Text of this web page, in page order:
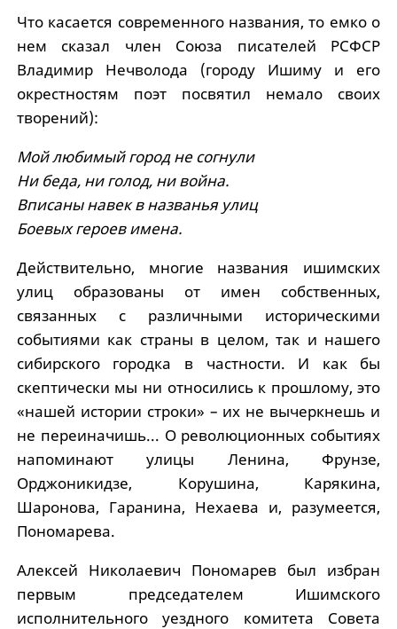
Что касается современного названия, то емко о
нем сказал член Союза писателей РСФСР
Владимир Нечволода (городу Ишиму и его
окрестностям поэт посвятил немало своих
творений):
Мой любимый город не согнули
Ни беда, ни голод, ни война.
Вписаны навек в названья улиц
Боевых героев имена.
Действительно, многие названия ишимских
улиц образованы от имен собственных,
связанных с различными историческими
событиями как страны в целом, так и нашего
сибирского городка в частности. И как бы
скептически мы ни относились к прошлому, это
«нашей истории строки» – их не вычеркнешь и
не переиначишь... О революционных событиях
напоминают улицы Ленина, Фрунзе,
Орджоникидзе, Корушина, Карякина,
Шаронова, Гаранина, Нехаева и, разумеется,
Пономарева.
Алексей Николаевич Пономарев был избран
первым председателем Ишимского
исполнительного уездного комитета Совета